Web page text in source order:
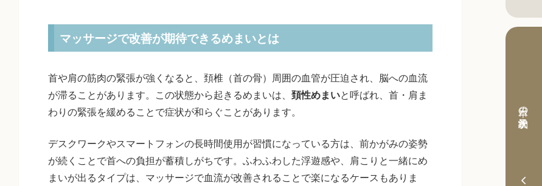
本日の予約状況
マッサージで改善が期待できるめまいとは
首や肩の筋肉の緊張が強くなると、頚椎（首の骨）周囲の血管が圧迫され、脳への血流
が滞ることがあります。この状態から起きるめまいは、 頚性めまいと呼ばれ、首・肩ま
わりの緊張を緩めることで症状が和らぐことがあります。
デスクワークやスマートフォンの長時間使用が習慣になっている方は、前かがみの姿勢
が続くことで首への負担が蓄積しがちです。ふわふわした浮遊感や、肩こりと一緒にめ
まいが出るタイプは、マッサージで血流が改善されることで楽になるケースもありま